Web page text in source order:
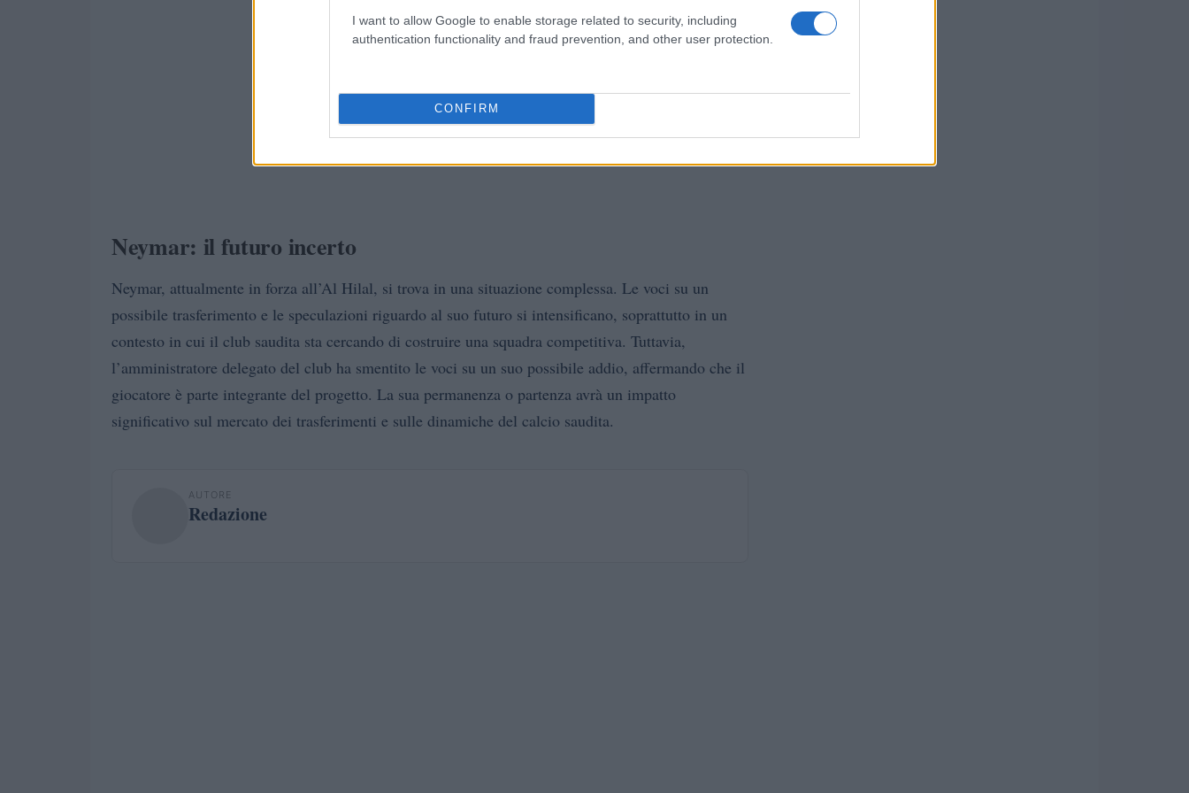
I want to allow Google to enable storage related to security, including
authentication functionality and fraud prevention, and other user protection.
CONFIRM
Neymar: il futuro incerto
Neymar, attualmente in forza all’Al Hilal, si trova in una situazione complessa. Le voci su un
possibile trasferimento e le speculazioni riguardo al suo futuro si intensificano, soprattutto in un
contesto in cui il club saudita sta cercando di costruire una squadra competitiva. Tuttavia,
l’amministratore delegato del club ha smentito le voci su un suo possibile addio, affermando che il
giocatore è parte integrante del progetto. La sua permanenza o partenza avrà un impatto
significativo sul mercato dei trasferimenti e sulle dinamiche del calcio saudita.
AUTORE
Redazione